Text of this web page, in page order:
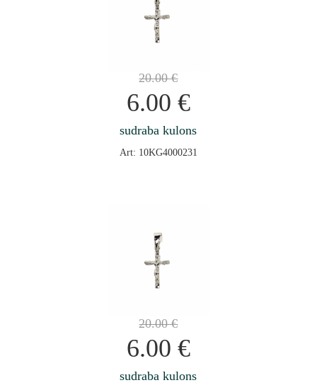
20.00€
6.00 €
sudraba kulons
Art: 10KG4000231
20.00€
6.00 €
sudraba kulons